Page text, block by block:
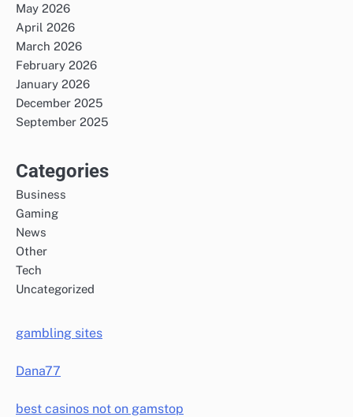
May 2026
April 2026
March 2026
February 2026
January 2026
December 2025
September 2025
Categories
Business
Gaming
News
Other
Tech
Uncategorized
gambling sites
Dana77
best casinos not on gamstop